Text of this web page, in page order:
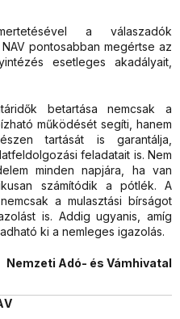
a válaszadók
pontosabban megértse az
esetleges akadályait,
betartása nemcsak a
működését segíti, hanem
tartását is garantálja,
feladatait is. Nem
minden napjára, ha van
számítódik a pótlék. A
a mulasztási bírságot
is. Addig ugyanis, amíg
ki a nemleges igazolás.
Nemzeti Adó- és Vámhivatal